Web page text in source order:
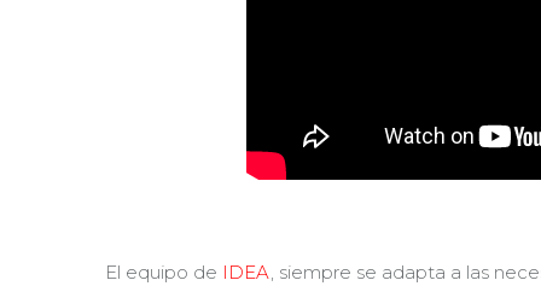
El equipo de IDEA, siempre se adapta a las